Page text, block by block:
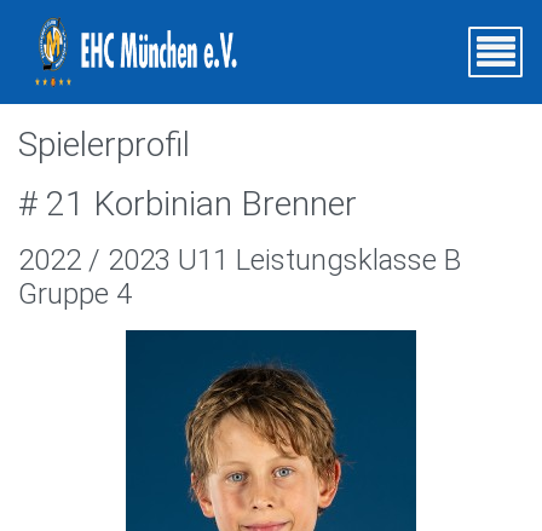
Spielerprofil
# 21 Korbinian Brenner
2022 / 2023 U11 Leistungsklasse B
Gruppe 4